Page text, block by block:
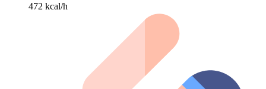
472 kcal/h